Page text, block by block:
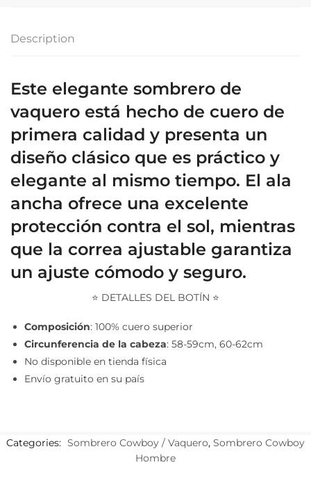
Description
Este elegante sombrero de
vaquero está hecho de cuero de
primera calidad y presenta un
diseño clásico que es práctico y
elegante al mismo tiempo. El ala
ancha ofrece una excelente
protección contra el sol, mientras
que la correa ajustable garantiza
un ajuste cómodo y seguro.
⭐ DETALLES DEL BOTÍN ⭐
Composición: 100% cuero superior
Circunferencia de la cabeza: 58-59cm, 60-62cm
No disponible en tienda física
Envío gratuito en su país
Categories: Sombrero Cowboy / Vaquero, Sombrero Cowboy
Hombre